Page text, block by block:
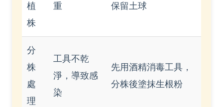
植
株
重
保留土球
分
株
處
理
工具不乾
淨，導致感
染
先用酒精消毒工具，
分株後塗抹生根粉